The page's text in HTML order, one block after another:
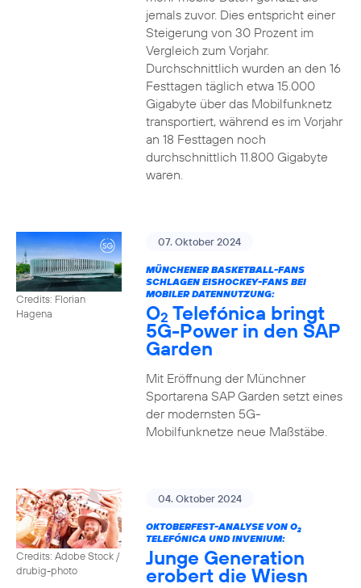
jemals zuvor. Dies entspricht einer
Steigerung von 30 Prozent im
Vergleich zum Vorjahr.
Durchschnittlich wurden an den 16
Festtagen täglich etwa 15.000
Gigabyte über das Mobilfunknetz
transportiert, während es im Vorjahr
an 18 Festtagen noch
durchschnittlich 11.800 Gigabyte
waren.
Credits: Florian
Hagena
07. Oktober 2024
MÜNCHENER BASKETBALL-FANS
SCHLAGEN EISHOCKEY-FANS BEI
MOBILER DATENNUTZUNG:
O2 Telefónica bringt
5G-Power in den SAP
Garden
Mit Eröffnung der Münchner
Sportarena SAP Garden setzt eines
der modernsten 5G-
Mobilfunknetze neue Maßstäbe.
Credits: Adobe Stock /
drubig-photo
04. Oktober 2024
OKTOBERFEST-ANALYSE VON O2
TELEFÓNICA UND INVENIUM:
Junge Generation
erobert die Wiesn